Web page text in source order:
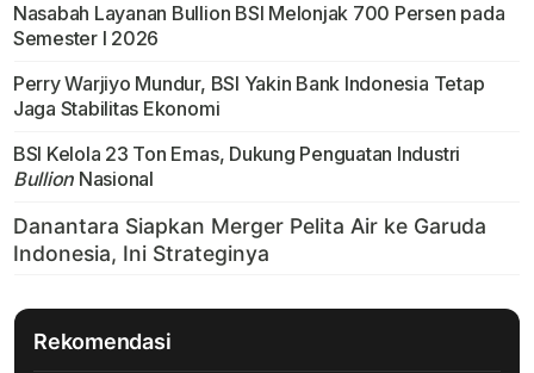
Nasabah Layanan Bullion BSI Melonjak 700 Persen pada
Semester I 2026
Perry Warjiyo Mundur, BSI Yakin Bank Indonesia Tetap
Jaga Stabilitas Ekonomi
BSI Kelola 23 Ton Emas, Dukung Penguatan Industri
Bullion Nasional
Rekomendasi